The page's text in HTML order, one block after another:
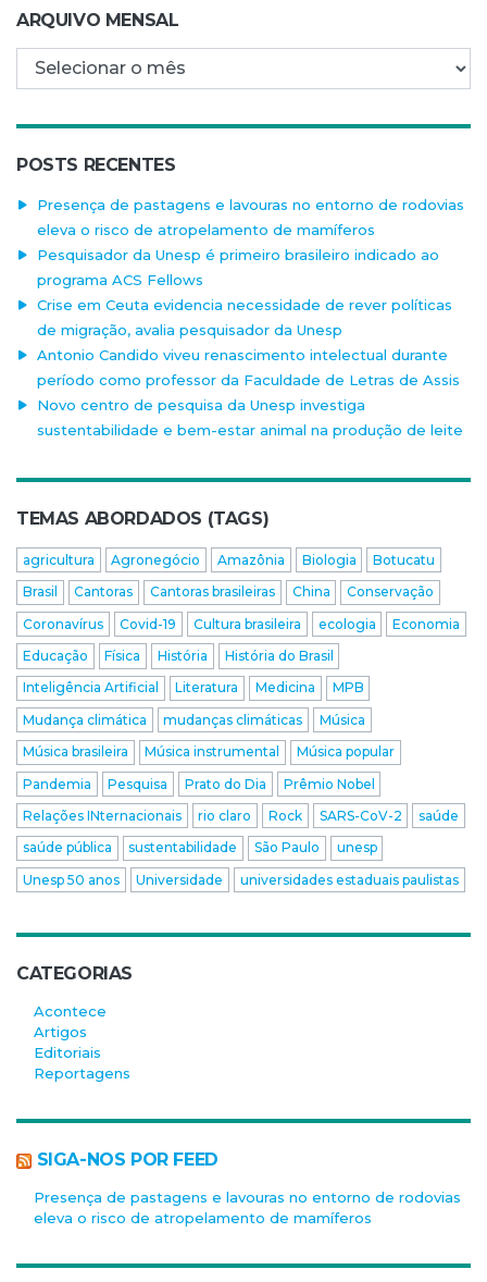
ARQUIVO MENSAL
Arquivo mensal
POSTS RECENTES
Presença de pastagens e lavouras no entorno de rodovias
eleva o risco de atropelamento de mamíferos
Pesquisador da Unesp é primeiro brasileiro indicado ao
programa ACS Fellows
Crise em Ceuta evidencia necessidade de rever políticas
de migração, avalia pesquisador da Unesp
Antonio Candido viveu renascimento intelectual durante
período como professor da Faculdade de Letras de Assis
Novo centro de pesquisa da Unesp investiga
sustentabilidade e bem-estar animal na produção de leite
TEMAS ABORDADOS (TAGS)
agricultura Agronegócio Amazônia Biologia
Botucatu
Brasil
Cantoras Cantoras brasileiras China
Conservação
Coronavírus
Covid-19 Cultura brasileira ecologia
Economia
Educação
Física História
História do Brasil
Inteligência Artificial
Literatura Medicina
MPB
Mudança climática
mudanças climáticas
Música
Música brasileira
Música instrumental
Música popular
Pandemia
Pesquisa Prato do Dia
Prêmio Nobel
Relações INternacionais
rio claro Rock SARS-CoV-2
saúde
saúde pública
sustentabilidade São Paulo
unesp
Unesp 50 anos
Universidade universidades estaduais paulistas
CATEGORIAS
Acontece
Artigos
Editoriais
Reportagens
SIGA-NOS POR FEED
Presença de pastagens e lavouras no entorno de rodovias
eleva o risco de atropelamento de mamíferos